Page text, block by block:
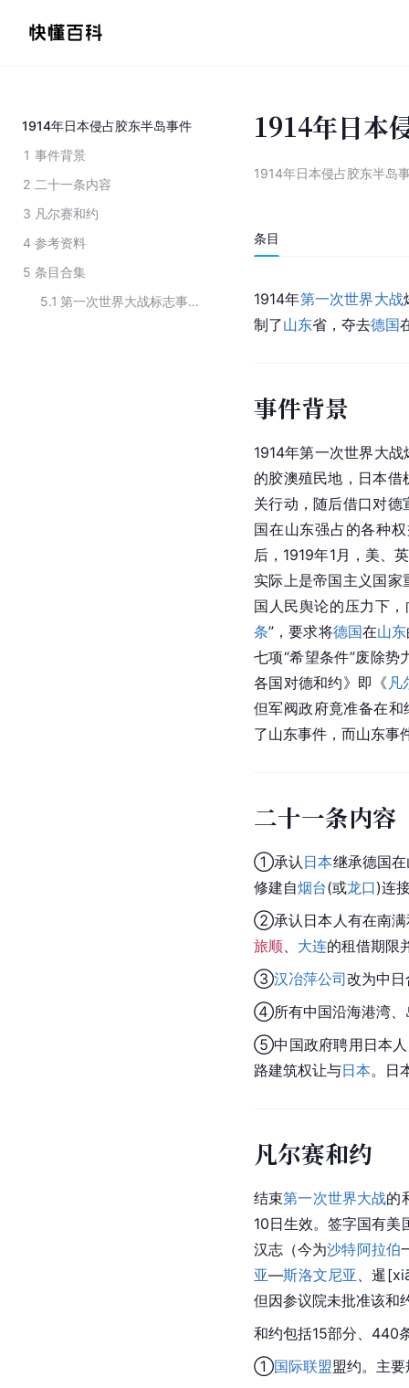
1914年日本侵占胶东半岛事件
1 事件背景
2 二十一条内容
3 凡尔赛和约
4 参考资料
5 条目合集
5.1
第一次世界大战标志事件
1914年日本
1914年日本侵占胶东半岛
条目
1914年第一次世界大战
制了山东省，夺去德国
事件背景
1914年第一次世界大
的胶澳殖民地，日本
关行动，随后借口对
国在山东强占的各种
后，1919年1月，美、
实际上是帝国主义国
国人民舆论的压力下
条”，要求将德国在山东
七项“希望条件”废除
各国对德和约》即《 凡
但军阀政府竟准备在和
了山东事件，而山东事
二十一条内容
①承认 日本继承德国
修建自烟台(或龙口)连
②承认日本人有在南满
旅顺
大连的租借期限
③汉冶萍公司改为中
④所有中国沿海港湾
⑤中国政府聘用日本人
路建筑权让与日本。日
凡尔赛和约
结束第一次世界大战的
10日生效。签字国有美
汉志（今为沙特阿拉伯
亚—斯洛文尼亚
、暹
但因参议院未批准该和
和约包括15部分、440
①国际联盟盟约。主